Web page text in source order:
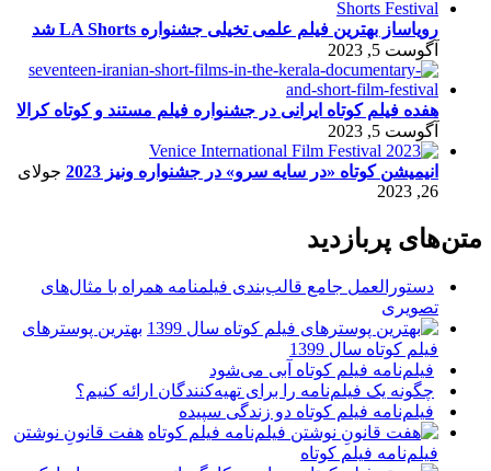
رویاساز بهترین فیلم علمی تخیلی جشنواره LA Shorts شد
آگوست 5, 2023
هفده فیلم کوتاه ایرانی در جشنواره فیلم مستند و کوتاه کرالا
آگوست 5, 2023
انیمیشن کوتاه «در سایه سرو» در جشنواره ونیز 2023
جولای
26, 2023
متن‌های پربازدید
دستورالعمل جامع قالب‌بندی فیلمنامه همراه با مثال‌های
تصویری
بهترین پوسترهای
فیلم کوتاه سال 1399
فیلم‌نامه فیلم کوتاه آبی می‌شود
چگونه یک فیلم‌نامه را برای تهیه‌کنندگان ارائه کنیم؟
فیلم‌نامه فیلم کوتاه دو زندگی سپیده
هفت قانونِ نوشتن
فیلم‌نامه فیلم کوتاه